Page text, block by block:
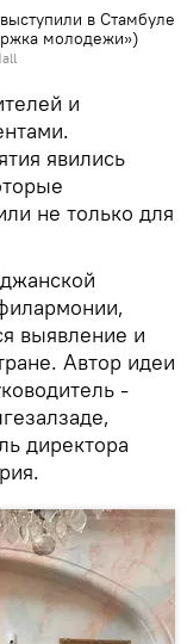
в Стамбуле
молодежи»)
и
явились
не только для
выявление и
Автор идеи
-
директора